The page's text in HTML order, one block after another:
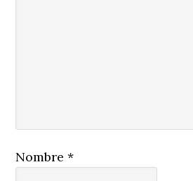
Nombre*